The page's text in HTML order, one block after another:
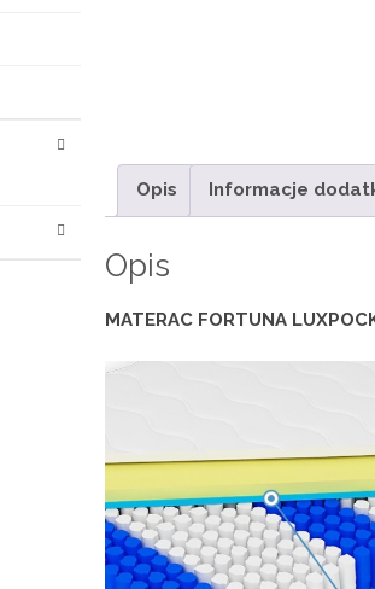
Opis Informacje
Opis
MATERAC FORTUNA